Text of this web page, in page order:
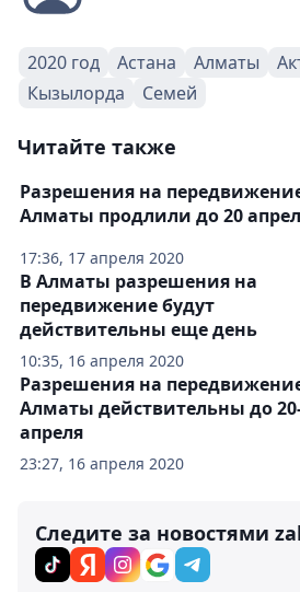
2020 год Астана Алматы
Кызылорда
Семей
Читайте также
17:36, 17 апреля 2020
Разрешения на
Алматы продлили до 20
10:35, 16 апреля 2020
В Алматы разрешения на
передвижение будут
действительны еще день
23:27, 16 апреля 2020
Разрешения на
Алматы действительны до
апреля
Следите за новостями